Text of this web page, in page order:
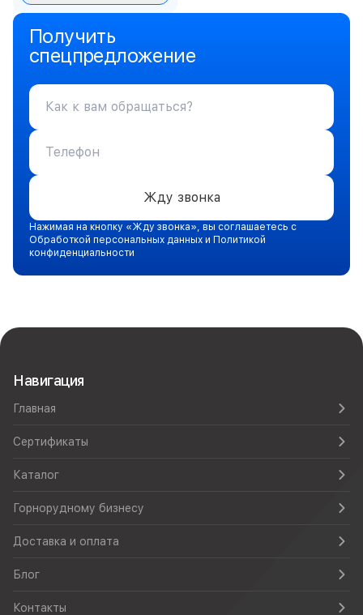
Получить
спецпредложение
Жду звонка
Нажимая на кнопку «Жду звонка», вы соглашаетесь с
Обработкой персональных данных и Политикой
конфиденциальности
Навигация
Главная
Сертификаты
Каталог
Горнорудному бизнесу
Доставка и оплата
Блог
Контакты